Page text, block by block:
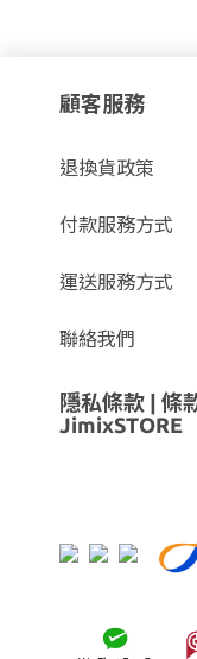
顧客服務
退換貨政策
付款服務方式
運送服務方式
聯絡我們
隱私條款 條
JimixSTORE